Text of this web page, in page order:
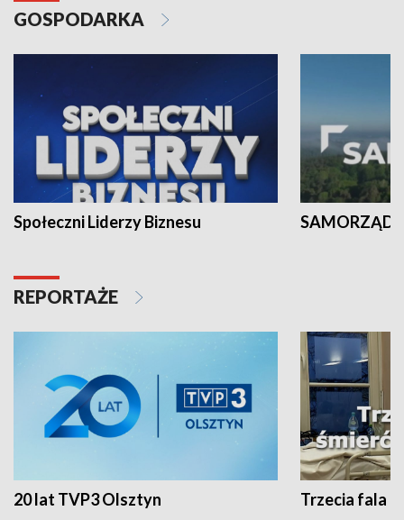
GOSPODARKA
Społeczni Liderzy Biznesu SAMORZĄD
REPORTAŻE
20 lat TVP3 Olsztyn Trzecia fala -